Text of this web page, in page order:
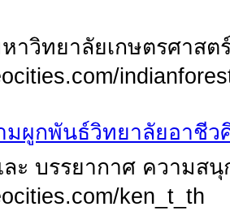
าวิทยาลัยเกษตรศาสต
มผูกพันธ์วิทยาลัยอาชีว
ะ บรรยากาศ ความส
ken_t_th